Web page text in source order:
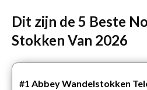
Dit zijn de 5 Beste
Stokken Van 2026
#1 Abbey Wandelstokken